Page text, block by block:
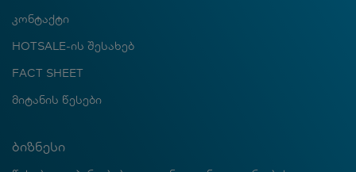
კონტაქტი
HOTSALE-ის შესახებ
FACT SHEET
მიტანის წესები
ბიზნესი